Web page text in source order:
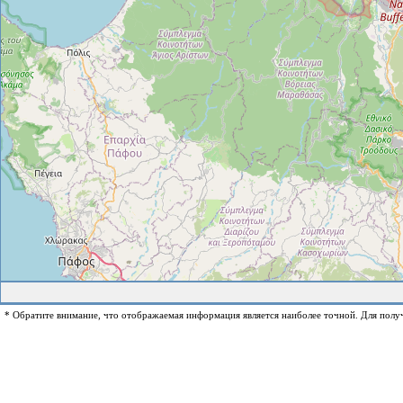
* Обратите внимание, что отображаемая информация является наиболее точной. Для